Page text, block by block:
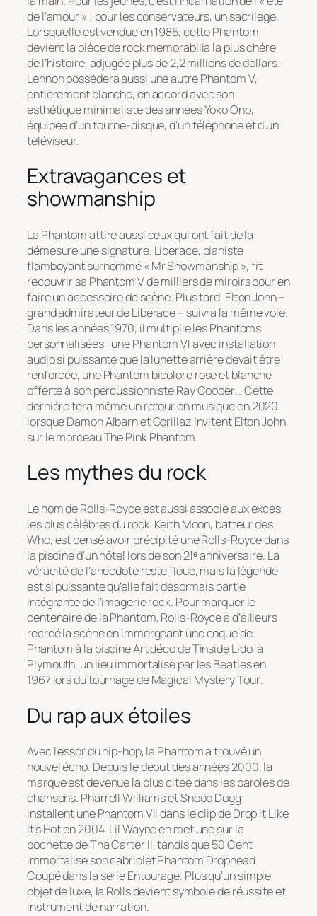
de l’amour » ; pour les conservateurs, un sacrilège.
Lorsqu’elle est vendue en 1985, cette Phantom
devient la pièce de rock memorabilia la plus chère
de l’histoire, adjugée plus de 2,2 millions de dollars.
Lennon possédera aussi une autre Phantom V,
entièrement blanche, en accord avec son
esthétique minimaliste des années Yoko Ono,
équipée d’un tourne-disque, d’un téléphone et d’un
téléviseur.
Extravagances et
showmanship
La Phantom attire aussi ceux qui ont fait de la
démesure une signature. Liberace, pianiste
flamboyant surnommé « Mr Showmanship », fit
recouvrir sa Phantom V de milliers de miroirs pour en
faire un accessoire de scène. Plus tard, Elton John –
grand admirateur de Liberace – suivra la même voie.
Dans les années 1970, il multiplie les Phantoms
personnalisées : une Phantom VI avec installation
audio si puissante que la lunette arrière devait être
renforcée, une Phantom bicolore rose et blanche
offerte à son percussionniste Ray Cooper… Cette
dernière fera même un retour en musique en 2020,
lorsque Damon Albarn et Gorillaz invitent Elton John
sur le morceauThe Pink Phantom.
Les mythes du rock
Le nom de Rolls-Royce est aussi associé aux excès
les plus célèbres du rock. Keith Moon, batteur des
Who, est censé avoir précipité une Rolls-Royce dans
la piscine d’un hôtel lors de son 21ᵉ anniversaire. La
véracité de l’anecdote reste floue, mais la légende
est si puissante qu’elle fait désormais partie
intégrante de l’imagerie rock. Pour marquer le
centenaire de la Phantom, Rolls-Royce a d’ailleurs
recréé la scène en immergeant une coque de
Phantom à la piscine Art déco de Tinside Lido, à
Plymouth, un lieu immortalisé par les Beatles en
1967 lors du tournage deMagical Mystery Tour.
Du rap aux étoiles
Avec l’essor du hip-hop, la Phantom a trouvé un
nouvel écho. Depuis le début des années 2000, la
marque est devenue la plus citée dans les paroles de
chansons. Pharrell Williams et Snoop Dogg
installent une Phantom VII dans le clip deDrop It Like
It’s Hoten 2004, Lil Wayne en met une sur la
pochette deTha Carter II, tandis que 50 Cent
immortalise son cabriolet Phantom Drophead
Coupé dans la sérieEntourage. Plus qu’un simple
objet de luxe, la Rolls devient symbole de réussite et
instrument de narration.